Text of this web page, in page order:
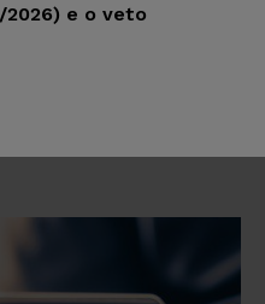
2026) e o veto